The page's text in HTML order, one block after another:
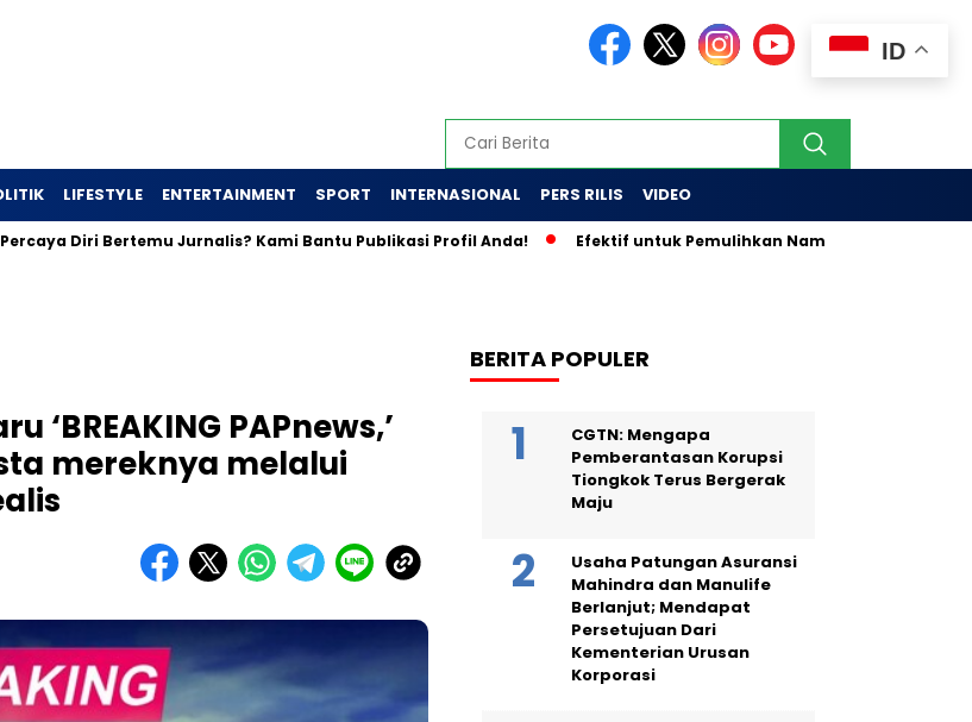
LIFESTYLE ENTERTAINMENT SPORT INTERNASIONAL PERS RILIS VIDEO
Bertemu Jurnalis? Kami Bantu Publikasi Profil Anda! Efektif untuk Pemulihkan Nama Baik, Sapulangit PR dan
PAPnews,’
mereknya melalui
BERITA POPULER
CGTN: Mengapa
Pemberantasan Korupsi
Tiongkok Terus Bergerak
Maju
Usaha Patungan Asuransi
Mahindra dan Manulife
Berlanjut; Mendapat
Persetujuan Dari
Kementerian Urusan
Korporasi
ID